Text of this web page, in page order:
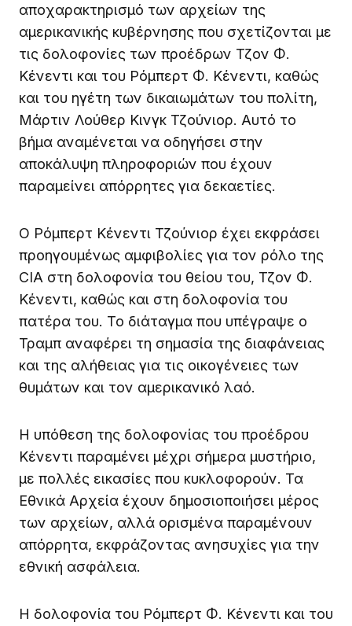
αποχαρακτηρισμό των αρχείων της
αμερικανικής κυβέρνησης που σχετίζονται με
τις δολοφονίες των προέδρων Τζον Φ.
Κένεντι και του Ρόμπερτ Φ. Κένεντι, καθώς
και του ηγέτη των δικαιωμάτων του πολίτη,
Μάρτιν Λούθερ Κινγκ Τζούνιορ. Αυτό το
βήμα αναμένεται να οδηγήσει στην
αποκάλυψη πληροφοριών που έχουν
παραμείνει απόρρητες για δεκαετίες.
Ο Ρόμπερτ Κένεντι Τζούνιορ έχει εκφράσει
προηγουμένως αμφιβολίες για τον ρόλο της
CIA στη δολοφονία του θείου του, Τζον Φ.
Κένεντι, καθώς και στη δολοφονία του
πατέρα του. Το διάταγμα που υπέγραψε ο
Τραμπ αναφέρει τη σημασία της διαφάνειας
και της αλήθειας για τις οικογένειες των
θυμάτων και τον αμερικανικό λαό.
Η υπόθεση της δολοφονίας του προέδρου
Κένεντι παραμένει μέχρι σήμερα μυστήριο,
με πολλές εικασίες που κυκλοφορούν. Τα
Εθνικά Αρχεία έχουν δημοσιοποιήσει μέρος
των αρχείων, αλλά ορισμένα παραμένουν
απόρρητα, εκφράζοντας ανησυχίες για την
εθνική ασφάλεια.
Η δολοφονία του Ρόμπερτ Φ. Κένεντι και του